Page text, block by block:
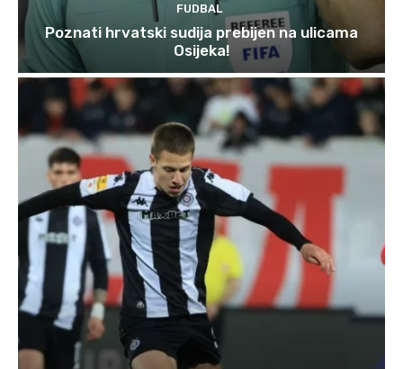
FUDBAL
Poznati hrvatski sudija prebijen na ulicama
Osijeka!